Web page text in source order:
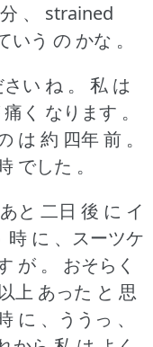
、 strained
う の かな 。
い ね 。
私 は
く なります 。
は 約 四年 前 。
でした 。
と 二日 後 に イ
時 に 、スーツケ
が 。
おそらく
上 あった と 思
に 、ううっ 、